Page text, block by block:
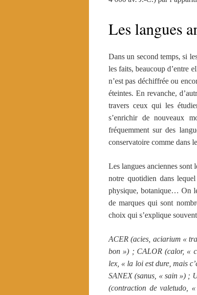
Les langues
Dans un second temps, si
les faits, beaucoup d’entre
n’est pas déchiffrée ou
éteintes. En revanche,
travers ceux qui les
s’enrichir de nouveaux
fréquemment sur des
conservatoire comme dans
Les langues anciennes sont
notre quotidien dans
physique, botanique… On
de marques qui sont
choix qui s’explique
ACER (acies, aciarium «
bon ») ; CALOR (calor, «
lex, « la loi est dure, mais
SANEX (sanus, « sain ») ;
(contraction de valetudo,